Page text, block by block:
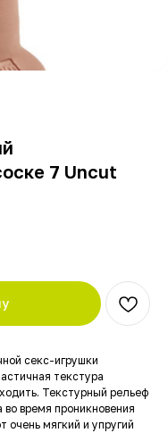
7 Uncut
секс-игрушки
текстура
Текстурный рельеф
время проникновения
мягкий и упругий